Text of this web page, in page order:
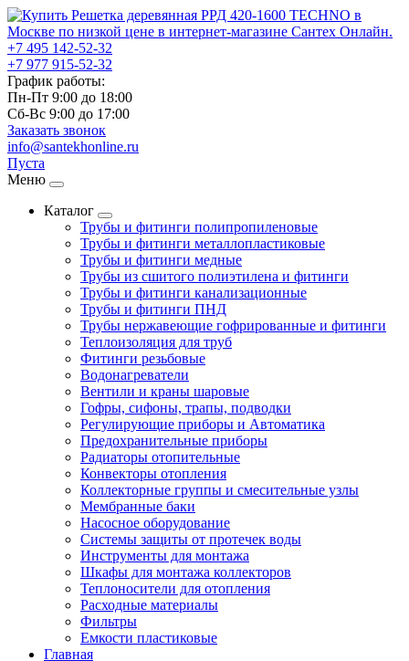
+7 495 142-52-32
+7 977 915-52-32
График работы:
Пн-Пт 9:00 до 18:00
Сб-Вс 9:00 до 17:00
Заказать звонок
info@santekhonline.ru
Пуста
Меню
Каталог
Трубы и фитинги полипропиленовые
Трубы и фитинги металлопластиковые
Трубы и фитинги медные
Трубы из сшитого полиэтилена и фитинги
Трубы и фитинги канализационные
Трубы и фитинги ПНД
Трубы нержавеющие гофрированные и фитинги
Теплоизоляция для труб
Фитинги резьбовые
Водонагреватели
Вентили и краны шаровые
Гофры, сифоны, трапы, подводки
Регулирующие приборы и Автоматика
Предохранительные приборы
Радиаторы отопительные
Конвекторы отопления
Коллекторные группы и смесительные узлы
Мембранные баки
Насосное оборудование
Системы защиты от протечек воды
Инструменты для монтажа
Шкафы для монтажа коллекторов
Теплоносители для отопления
Расходные материалы
Фильтры
Емкости пластиковые
Главная